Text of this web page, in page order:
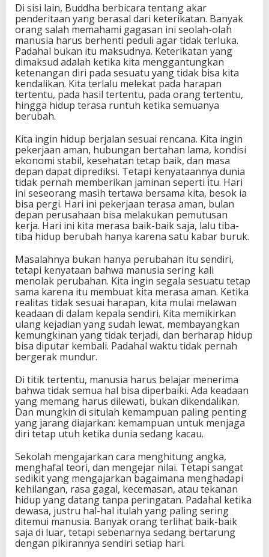
Di sisi lain, Buddha berbicara tentang akar
penderitaan yang berasal dari keterikatan. Banyak
orang salah memahami gagasan ini seolah-olah
manusia harus berhenti peduli agar tidak terluka.
Padahal bukan itu maksudnya. Keterikatan yang
dimaksud adalah ketika kita menggantungkan
ketenangan diri pada sesuatu yang tidak bisa kita
kendalikan. Kita terlalu melekat pada harapan
tertentu, pada hasil tertentu, pada orang tertentu,
hingga hidup terasa runtuh ketika semuanya
berubah.
Kita ingin hidup berjalan sesuai rencana. Kita ingin
pekerjaan aman, hubungan bertahan lama, kondisi
ekonomi stabil, kesehatan tetap baik, dan masa
depan dapat diprediksi. Tetapi kenyataannya dunia
tidak pernah memberikan jaminan seperti itu. Hari
ini seseorang masih tertawa bersama kita, besok ia
bisa pergi. Hari ini pekerjaan terasa aman, bulan
depan perusahaan bisa melakukan pemutusan
kerja. Hari ini kita merasa baik-baik saja, lalu tiba-
tiba hidup berubah hanya karena satu kabar buruk.
Masalahnya bukan hanya perubahan itu sendiri,
tetapi kenyataan bahwa manusia sering kali
menolak perubahan. Kita ingin segala sesuatu tetap
sama karena itu membuat kita merasa aman. Ketika
realitas tidak sesuai harapan, kita mulai melawan
keadaan di dalam kepala sendiri. Kita memikirkan
ulang kejadian yang sudah lewat, membayangkan
kemungkinan yang tidak terjadi, dan berharap hidup
bisa diputar kembali. Padahal waktu tidak pernah
bergerak mundur.
Di titik tertentu, manusia harus belajar menerima
bahwa tidak semua hal bisa diperbaiki. Ada keadaan
yang memang harus dilewati, bukan dikendalikan.
Dan mungkin di situlah kemampuan paling penting
yang jarang diajarkan: kemampuan untuk menjaga
diri tetap utuh ketika dunia sedang kacau.
Sekolah mengajarkan cara menghitung angka,
menghafal teori, dan mengejar nilai. Tetapi sangat
sedikit yang mengajarkan bagaimana menghadapi
kehilangan, rasa gagal, kecemasan, atau tekanan
hidup yang datang tanpa peringatan. Padahal ketika
dewasa, justru hal-hal itulah yang paling sering
ditemui manusia. Banyak orang terlihat baik-baik
saja di luar, tetapi sebenarnya sedang bertarung
dengan pikirannya sendiri setiap hari.